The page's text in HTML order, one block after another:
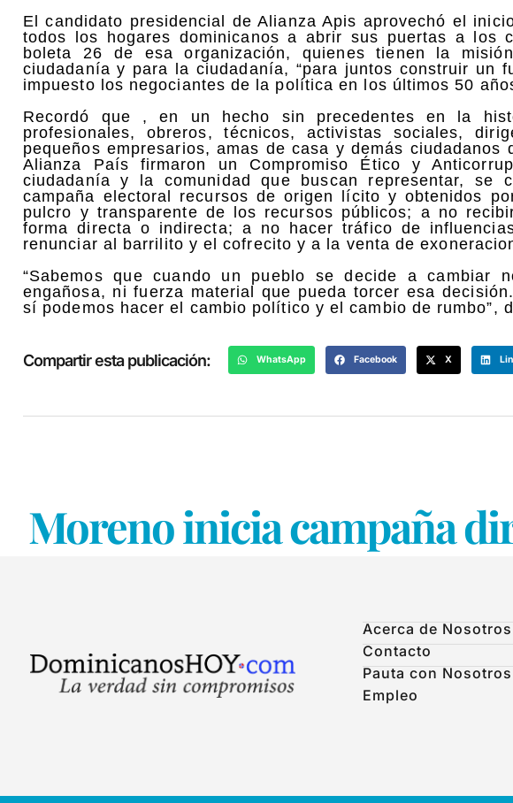
El candidato presidencial de Alianza Apis aprovechó el
todos los hogares dominicanos a abrir sus puertas a los
boleta 26 de esa organización, quienes tienen la
ciudadanía y para la ciudadanía, “para juntos construir un
impuesto los negociantes de la política en los últimos 50
Recordó que , en un hecho sin precedentes en la
profesionales, obreros, técnicos, activistas sociales,
pequeños empresarios, amas de casa y demás ciudadanos
Alianza País firmaron un Compromiso Ético y
ciudadanía y la comunidad que buscan representar, se
campaña electoral recursos de origen lícito y obtenidos
pulcro y transparente de los recursos públicos; a no
forma directa o indirecta; a no hacer tráfico de
renunciar al barrilito y el cofrecito y a la venta de
“Sabemos que cuando un pueblo se decide a cambiar
engañosa, ni fuerza material que pueda torcer esa
sí podemos hacer el cambio político y el cambio de rumbo”,
Compartir esta publicación: WhatsApp Facebook X
Moreno inicia campaña
Acerca de Nosotros
Contacto
Pauta con Nosotros
Empleo